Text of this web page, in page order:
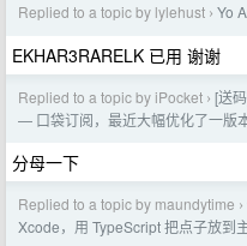
Replied to a topic by lylehust › Yo
EKHAR3RARELK 已用 谢谢
Replied to a topic by iPocket › [送
— 口袋订阅，最近大幅优化了一版
分母一下
Replied to a topic by maundytime ›
Xcode，用 TypeScript 把点子放到